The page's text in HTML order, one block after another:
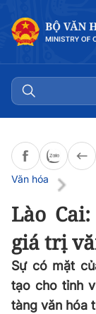
Văn hóa
Lào
giá trị
Sự có mặt
tạo cho tỉnh
tàng văn hóa
Đọc bài